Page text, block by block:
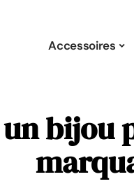
Accessoires
bijou